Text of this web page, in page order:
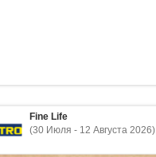
Fine Life
(30 Июля - 12 Августа 2026)